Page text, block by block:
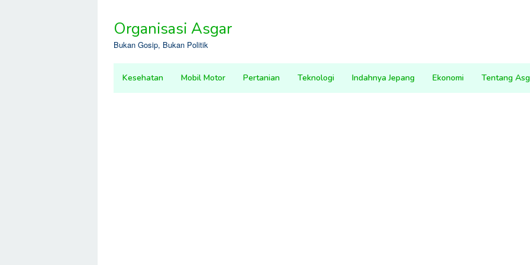
contentOrganisasi Asgar
Bukan Gosip, Bukan Politik
Kesehatan Mobil Motor Pertanian Teknologi Indahnya Jepang Ekonomi Tentang